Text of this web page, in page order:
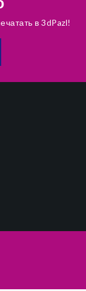
в 3dPazl!